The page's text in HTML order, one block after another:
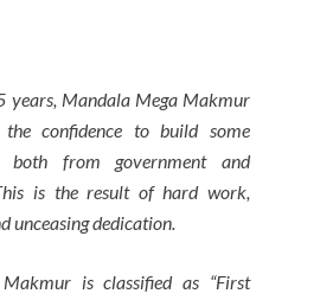
years, Mandala Mega Makmur
confidence to build some
both from government and
is the result of hard work,
unceasing dedication.
is classified as “First